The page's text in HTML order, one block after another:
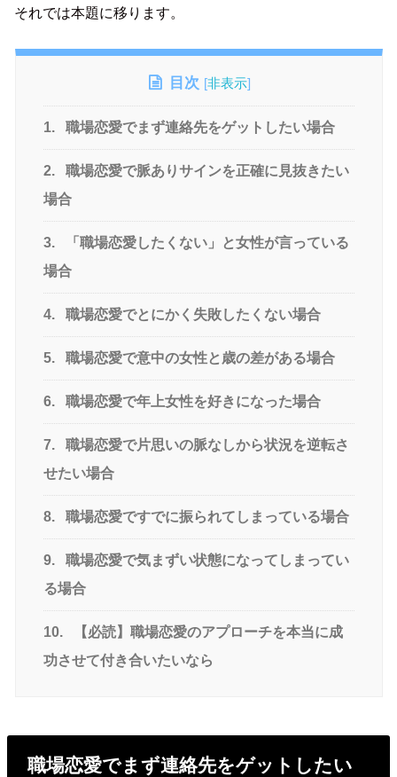
それでは本題に移ります。
目次 [非表示]
1. 職場恋愛でまず連絡先をゲットしたい場合
2.
職場恋愛で脈ありサインを正確に見抜きたい
場合
3.
「職場恋愛したくない」と女性が言っている
場合
4. 職場恋愛でとにかく失敗したくない場合
5. 職場恋愛で意中の女性と歳の差がある場合
6. 職場恋愛で年上女性を好きになった場合
7.
職場恋愛で片思いの脈なしから状況を逆転さ
せたい場合
8. 職場恋愛ですでに振られてしまっている場合
9.
職場恋愛で気まずい状態になってしまってい
る場合
10.
【必読】職場恋愛のアプローチを本当に成
功させて付き合いたいなら
職場恋愛でまず連絡先をゲットしたい